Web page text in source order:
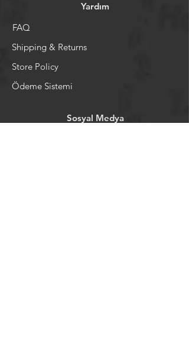
Yardım
FAQ
Shipping & Returns
Store Policy
Ödeme Sistemi
Sosyal Medya